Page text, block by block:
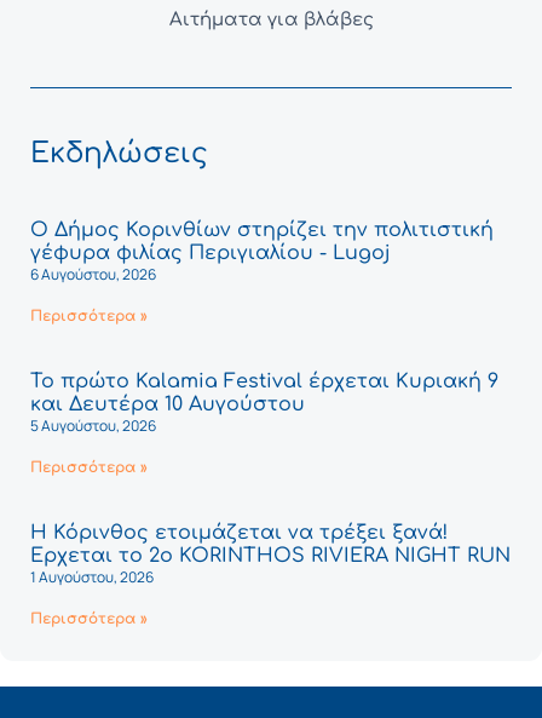
Αιτήματα για βλάβες
Εκδηλώσεις
Ο Δήμος Κορινθίων στηρίζει την πολιτιστική
γέφυρα φιλίας Περιγιαλίου - Lugoj
6 Αυγούστου, 2026
Περισσότερα »
Το πρώτο Kalamia Festival έρχεται Κυριακή 9
και Δευτέρα 10 Αυγούστου
5 Αυγούστου, 2026
Περισσότερα »
Η Κόρινθος ετοιμάζεται να τρέξει ξανά!
Έρχεται το 2ο KORINTHOS RIVIERA NIGHT RUN
1 Αυγούστου, 2026
Περισσότερα »